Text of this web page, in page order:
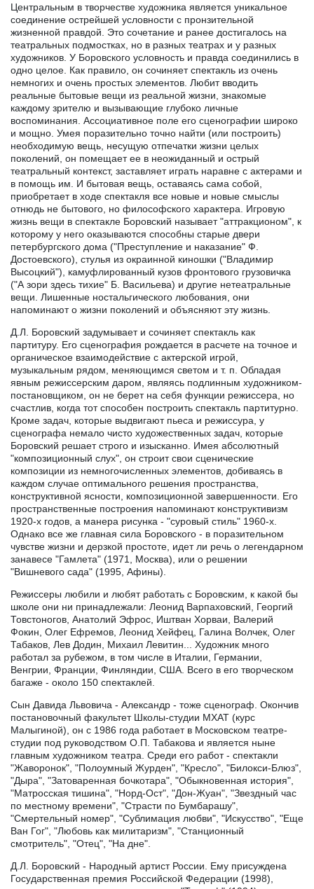
Центральным в творчестве художника является уникальное
соединение острейшей условности с пронзительной
жизненной правдой. Это сочетание и ранее достигалось на
театральных подмостках, но в разных театрах и у разных
художников. У Боровского условность и правда соединились в
одно целое. Как правило, он сочиняет спектакль из очень
немногих и очень простых элементов. Любит вводить
реальные бытовые вещи из реальной жизни, знакомые
каждому зрителю и вызывающие глубоко личные
воспоминания. Ассоциативное поле его сценографии широко
и мощно. Умея поразительно точно найти (или построить)
необходимую вещь, несущую отпечатки жизни целых
поколений, он помещает ее в неожиданный и острый
театральный контекст, заставляет играть наравне с актерами и
в помощь им. И бытовая вещь, оставаясь сама собой,
приобретает в ходе спектакля все новые и новые смыслы
отнюдь не бытового, но философского характера. Игровую
жизнь вещи в спектакле Боровский называет "аттракционом", к
которому у него оказываются способны старые двери
петербургского дома ("Преступление и наказание" Ф.
Достоевского), стулья из окраинной киношки ("Владимир
Высоцкий"), камуфлированный кузов фронтового грузовичка
("А зори здесь тихие" Б. Васильева) и другие нетеатральные
вещи. Лишенные ностальгического любования, они
напоминают о жизни поколений и объясняют эту жизнь.
Д.Л. Боровский задумывает и сочиняет спектакль как
партитуру. Его сценография рождается в расчете на точное и
органическое взаимодействие с актерской игрой,
музыкальным рядом, меняющимся светом и т. п. Обладая
явным режиссерским даром, являясь подлинным художником-
постановщиком, он не берет на себя функции режиссера, но
счастлив, когда тот способен построить спектакль партитурно.
Кроме задач, которые выдвигают пьеса и режиссура, у
сценографа немало чисто художественных задач, которые
Боровский решает строго и изысканно. Имея абсолютный
"композиционный слух", он строит свои сценические
композиции из немногочисленных элементов, добиваясь в
каждом случае оптимального решения пространства,
конструктивной ясности, композиционной завершенности. Его
пространственные построения напоминают конструктивизм
1920-х годов, а манера рисунка - "суровый стиль" 1960-х.
Однако все же главная сила Боровского - в поразительном
чувстве жизни и дерзкой простоте, идет ли речь о легендарном
занавесе "Гамлета" (1971, Москва), или о решении
"Вишневого сада" (1995, Афины).
Режиссеры любили и любят работать с Боровским, к какой бы
школе они ни принадлежали: Леонид Варпаховский, Георгий
Товстоногов, Анатолий Эфрос, Иштван Хорваи, Валерий
Фокин, Олег Ефремов, Леонид Хейфец, Галина Волчек, Олег
Табаков, Лев Додин, Михаил Левитин... Художник много
работал за рубежом, в том числе в Италии, Германии,
Венгрии, Франции, Финляндии, США. Всего в его творческом
багаже - около 150 спектаклей.
Сын Давида Львовича - Александр - тоже сценограф. Окончив
постановочный факультет Школы-студии МХАТ (курс
Малыгиной), он с 1986 года работает в Московском театре-
студии под руководством О.П. Табакова и является ныне
главным художником театра. Среди его работ - спектакли
"Жаворонок", "Полоумный Журден", "Кресло", "Билокси-Блюз",
"Дыра", "Затоваренная бочкотара", "Обыкновенная история",
"Матросская тишина", "Норд-Ост", "Дон-Жуан", "Звездный час
по местному времени", "Страсти по Бумбарашу",
"Смертельный номер", "Сублимация любви", "Искусство", "Еще
Ван Гог", "Любовь как милитаризм", "Станционный
смотритель", "Отец", "На дне".
Д.Л. Боровский - Народный артист России. Ему присуждена
Государственная премия Российской Федерации (1998),